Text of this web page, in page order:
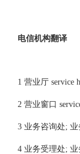
电信机构翻译
1 营业厅 service
2 营业窗口
3 业务咨询处;
4 业务受理处; 业